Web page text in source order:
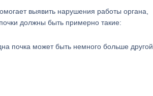
выявить нарушения работы органа,
должны быть примерно такие:
почка может быть немного больше другой,